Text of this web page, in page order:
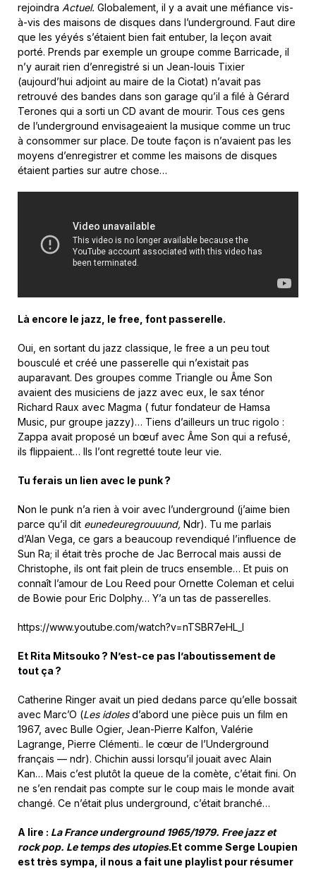
rejoindra Actuel. Globalement, il y a avait une méfiance vis-
à-vis des maisons de disques dans l’underground. Faut dire
que les yéyés s’étaient bien fait entuber, la leçon avait
porté. Prends par exemple un groupe comme Barricade, il
n’y aurait rien d’enregistré si un Jean-louis Tixier
(aujourd’hui adjoint au maire de la Ciotat) n’avait pas
retrouvé des bandes dans son garage qu’il a filé à Gérard
Terones qui a sorti un CD avant de mourir. Tous ces gens
de l’underground envisageaient la musique comme un truc
à consommer sur place. De toute façon is n’avaient pas les
moyens d’enregistrer et comme les maisons de disques
étaient parties sur autre chose…
Là encore le jazz, le free, font passerelle.
Oui, en sortant du jazz classique, le free a un peu tout
bousculé et créé une passerelle qui n’existait pas
auparavant. Des groupes comme Triangle ou Âme Son
avaient des musiciens de jazz avec eux, le sax ténor
Richard Raux avec Magma ( futur fondateur de Hamsa
Music, pur groupe jazzy)… Tiens d’ailleurs un truc rigolo :
Zappa avait proposé un bœuf avec Âme Son qui a refusé,
ils flippaient… Ils l’ont regretté toute leur vie.
Tu ferais un lien avec le punk?
Non le punk n’a rien à voir avec l’underground (j’aime bien
parce qu’il dit eunedeuregrouuund, Ndr). Tu me parlais
d’Alan Vega, ce gars a beaucoup revendiqué l’influence de
Sun Ra; il était très proche de Jac Berrocal mais aussi de
Christophe, ils ont fait plein de trucs ensemble… Et puis on
connaît l’amour de Lou Reed pour Ornette Coleman et celui
de Bowie pour Eric Dolphy… Y’a un tas de passerelles.
https://www.youtube.com/watch?v=nTSBR7eHL_I
Et Rita Mitsouko ? N’est-ce pas l’aboutissement de
tout ça ?
Catherine Ringer avait un pied dedans parce qu’elle bossait
avec Marc’O (Les idolesd’abord une pièce puis un film en
1967, avec Bulle Ogier, Jean-Pierre Kalfon, Valérie
Lagrange, Pierre Clémenti.. le cœur de l’Underground
français — ndr). Chichin aussi lorsqu’il jouait avec Alain
Kan… Mais c’est plutôt la queue de la comète, c’était fini. On
ne s’en rendait pas compte sur le coup mais le monde avait
changé. Ce n’était plus underground, c’était branché…
A lire : La France underground 1965/1979. Free jazz et
rock pop. Le temps des utopies.Et comme Serge Loupien
est très sympa, il nous a fait une playlist pour résumer